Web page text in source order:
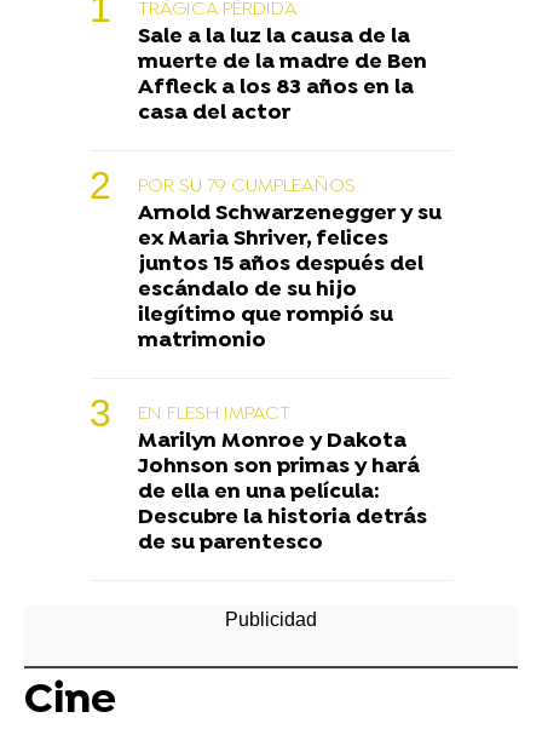
TRÁGICA PÉRDIDA
Sale a la luz la causa de la
muerte de la madre de Ben
Affleck a los 83 años en la
casa del actor
POR SU 79 CUMPLEAÑOS
Arnold Schwarzenegger y su
ex Maria Shriver, felices
juntos 15 años después del
escándalo de su hijo
ilegítimo que rompió su
matrimonio
EN FLESH IMPACT
Marilyn Monroe y Dakota
Johnson son primas y hará
de ella en una película:
Descubre la historia detrás
de su parentesco
Cine